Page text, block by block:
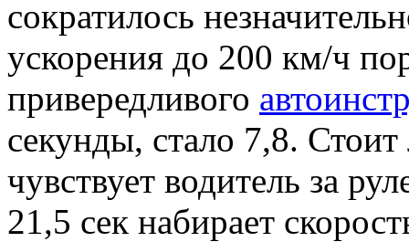
сократилось
ускорения до 200 км/ч
привередливого
секунды, стало 7,8.
чувствует водитель за
21,5 сек набирает